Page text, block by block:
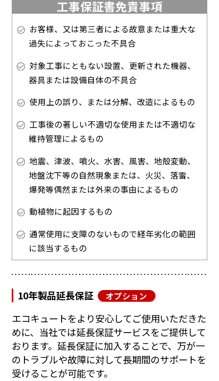
工事保証書免責事項
お客様、又は第三者による故意または重大な
過失によっておこった不具合
対象工事にともない設置、更新された機器、
器具または設備自体の不具合
使用上の誤り、または分解、改造によるもの
工事後の著しい不適切な使用または不適切な
維持管理によるもの
地震、津波、噴火、水害、風害、地殻変動、
地盤沈下等の自然現象または、火災、落雷、
爆発等偶然または外来の事由によるもの
動植物に起因するもの
通常使用に支障のないもので経年劣化の範囲
に該当するもの
10年製品延長保証 オプション
エコキュートをより安心してご使用いただきた
めに、当社では延長保証サービスをご提供して
おります。延長保証に加入することで、万が一
のトラブルや故障に対して長期間のサポートを
受けることが可能です。